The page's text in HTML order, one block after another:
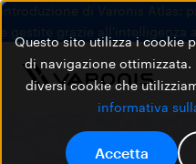
Questo sito utilizza i cookie
di navigazione ottimizzata.
diversi cookie che
informativa
Accetta
Introduzione di Varonis Atlas:
e gestite grazie all'intelligenza